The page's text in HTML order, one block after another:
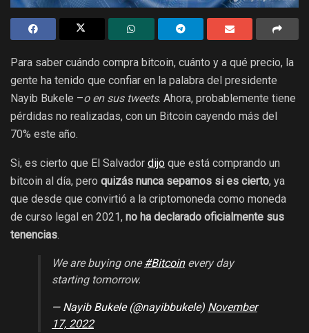
Para saber cuándo compra bitcoin, cuánto y a qué precio, la
gente ha tenido que confiar en la palabra del presidente
Nayib Bukele –o en sus tweets. Ahora, probablemente tiene
pérdidas no realizadas, con un Bitcoin cayendo más del
70% este año.
Si, es cierto que El Salvador dijo que está comprando un
bitcoin al día, pero quizás nunca sepamos si es cierto, ya
que desde que convirtió a la criptomoneda como moneda
de curso legal en 2021, no ha declarado oficialmente sus
tenencias.
We are buying one#Bitcoinevery day
starting tomorrow.
— Nayib Bukele (@nayibbukele) November
17, 2022